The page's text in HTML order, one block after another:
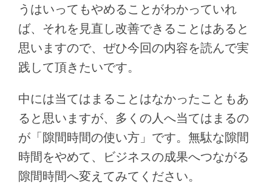
うはいってもやめることがわかっていれ
ば、それを見直し改善できることはあると
思いますので、ぜひ今回の内容を読んで実
践して頂きたいです。
中には当てはまることはなかったこともあ
ると思いますが、多くの人へ当てはまるの
が「隙間時間の使い方」です。無駄な隙間
時間をやめて、ビジネスの成果へつながる
隙間時間へ変えてみてください。